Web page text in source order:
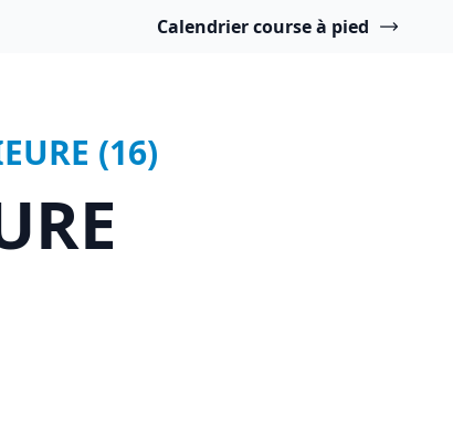
Calendrier course à pied
(16)